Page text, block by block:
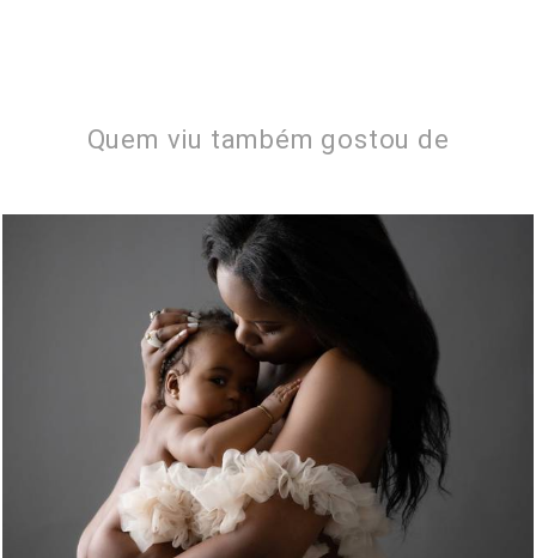
Quem viu também gostou de
964